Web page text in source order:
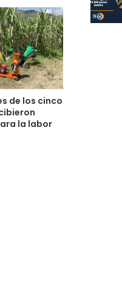
de los cinco
la labor